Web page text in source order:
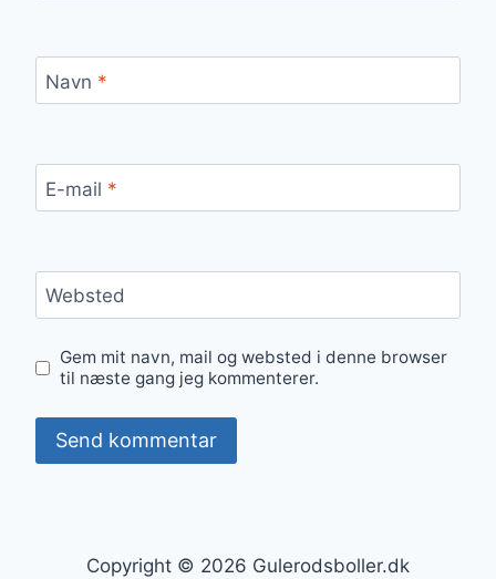
Navn *
E-mail *
Websted
Gem mit navn, mail og websted i denne browser
til næste gang jeg kommenterer.
Copyright © 2026 Gulerodsboller.dk